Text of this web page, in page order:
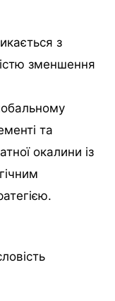
з
зменшення
та
окалини із